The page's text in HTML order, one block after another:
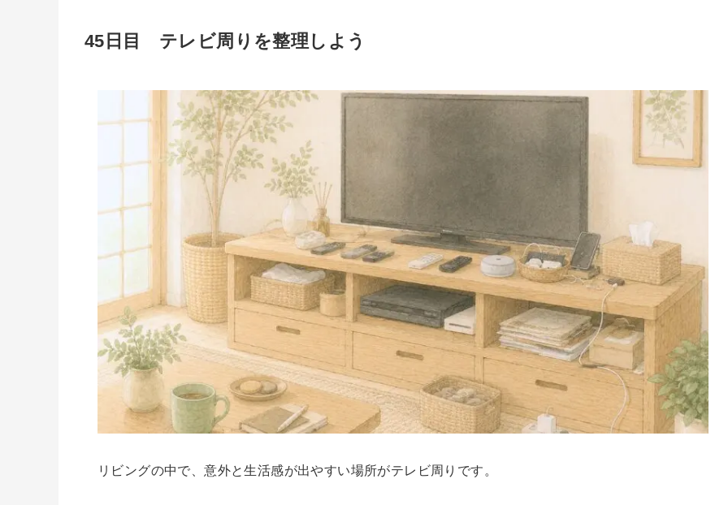
45日目 テレビ周りを整理しよう
リビングの中で、意外と生活感が出やすい場所がテレビ周りです。